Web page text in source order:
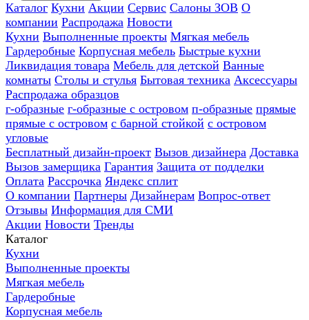
Каталог Кухни Акции Сервис Салоны ЗОВ О
компании Распродажа Новости
Кухни Выполненные проекты Мягкая мебель
Гардеробные Корпусная мебель Быстрые кухни
Ликвидация товара Мебель для детской Ванные
комнаты Столы и стулья Бытовая техника Аксессуары
Распродажа образцов
г-образные г-образные с островом п-образные прямые
прямые с островом с барной стойкой с островом
угловые
Бесплатный дизайн-проект Вызов дизайнера Доставка
Вызов замерщика Гарантия Защита от подделки
Оплата Рассрочка Яндекс сплит
О компании Партнеры Дизайнерам Вопрос-ответ
Отзывы Информация для СМИ
Акции Новости Тренды
Каталог
Кухни
Выполненные проекты
Мягкая мебель
Гардеробные
Корпусная мебель